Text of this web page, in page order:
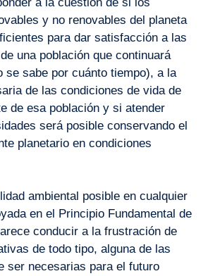
y no renovables del planeta
para dar satisfacción a las
una población que continuará
se sabe por cuánto tiempo), a la
de las condiciones de vida de
de esa población y si atender
será posible conservando el
planetario en condiciones
ambiental posible en cualquier
en el Principio Fundamental de
conducir a la frustración de
de todo tipo, alguna de las
ser necesarias para el futuro